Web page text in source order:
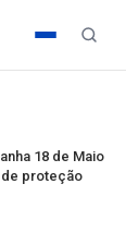
18 de Maio
proteção